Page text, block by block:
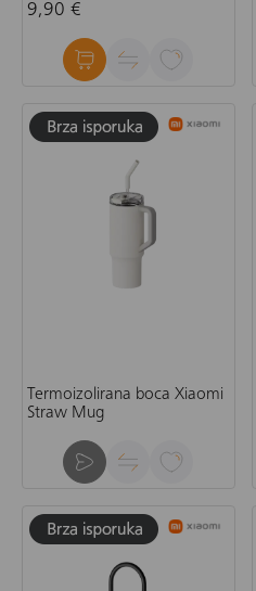
9,90 €
Termoizolirana boca Xiaomi
Straw Mug